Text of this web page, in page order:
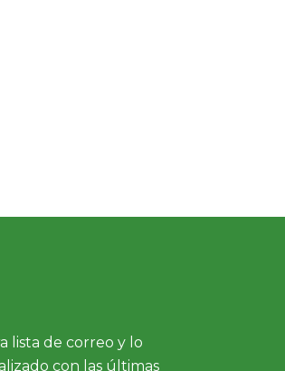
lista de correo y lo
con las últimas